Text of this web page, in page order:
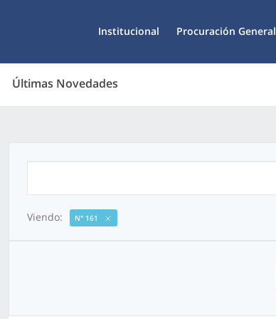
Institucional Procuración General
Últimas Novedades
Viendo: N° 161